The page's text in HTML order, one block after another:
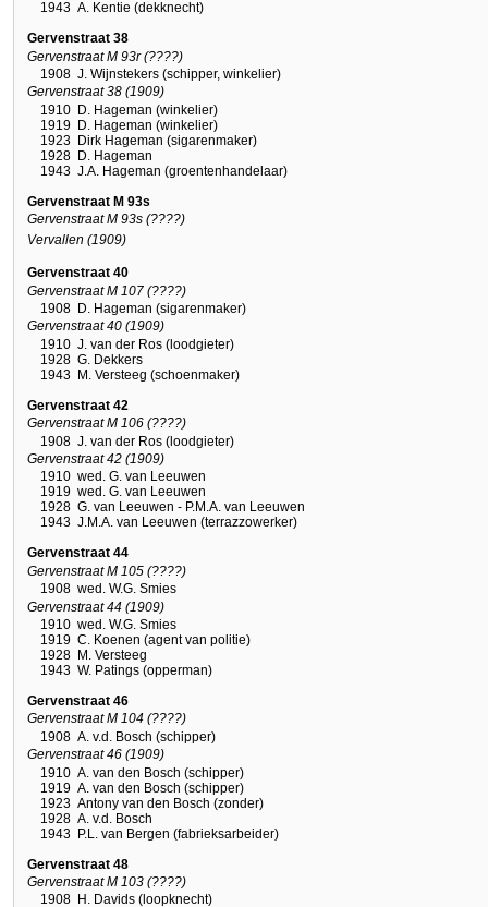
1943 A. Kentie (dekknecht)
Gervenstraat 38
Gervenstraat M 93r (????)
1908 J. Wijnstekers (schipper, winkelier)
Gervenstraat 38 (1909)
1910 D. Hageman (winkelier)
1919 D. Hageman (winkelier)
1923 Dirk Hageman (sigarenmaker)
1928 D. Hageman
1943 J.A. Hageman (groentenhandelaar)
Gervenstraat M 93s
Gervenstraat M 93s (????)
Vervallen (1909)
Gervenstraat 40
Gervenstraat M 107 (????)
1908 D. Hageman (sigarenmaker)
Gervenstraat 40 (1909)
1910 J. van der Ros (loodgieter)
1928 G. Dekkers
1943 M. Versteeg (schoenmaker)
Gervenstraat 42
Gervenstraat M 106 (????)
1908 J. van der Ros (loodgieter)
Gervenstraat 42 (1909)
1910 wed. G. van Leeuwen
1919 wed. G. van Leeuwen
1928 G. van Leeuwen - P.M.A. van Leeuwen
1943 J.M.A. van Leeuwen (terrazzowerker)
Gervenstraat 44
Gervenstraat M 105 (????)
1908 wed. W.G. Smies
Gervenstraat 44 (1909)
1910 wed. W.G. Smies
1919 C. Koenen (agent van politie)
1928 M. Versteeg
1943 W. Patings (opperman)
Gervenstraat 46
Gervenstraat M 104 (????)
1908 A. v.d. Bosch (schipper)
Gervenstraat 46 (1909)
1910 A. van den Bosch (schipper)
1919 A. van den Bosch (schipper)
1923 Antony van den Bosch (zonder)
1928 A. v.d. Bosch
1943 P.L. van Bergen (fabrieksarbeider)
Gervenstraat 48
Gervenstraat M 103 (????)
1908 H. Davids (loopknecht)